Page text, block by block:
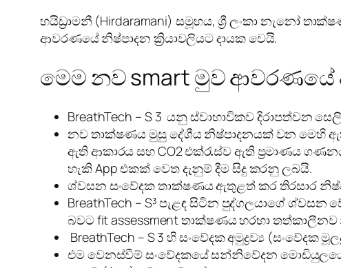
හයිඩ්‍රාමනී (Hirdaramani) සමූහය, ශ්‍රී ලංකා නැනෝ
ආවරණයේ නිෂ්පාදන ක්‍රියාවලියට දායක වෙයි.
මෙම නව smart මුව
BreathTech – S 3 යනු ස්වාභාවිකව දිරාපත්වන
නව තාක්ෂණය මුසු දේශීය නිෂ්පාදනයක් වන මෙහි ඇති
ඇති ආකාරය සහ CO2 එක්රැස්ව ඇති ප්‍රමාණය
හැකි App එකක් වෙත දැනුම් දීම සිදු කරනු ලබයි.
ශ්වසන සංවේදක තාක්ෂණය ඇතුළත් කර තිරසාර
BreathTech – S³ පැළඳ සිටින පුද්ගලයාගේ
බවට fit assessment තාක්ෂණය හරහා
BreathTech – S 3 හි සංවේදක අමුද්‍රව්‍ය
එම වෙනස්වීම් සංවේදකයේ සන්නිවේදන